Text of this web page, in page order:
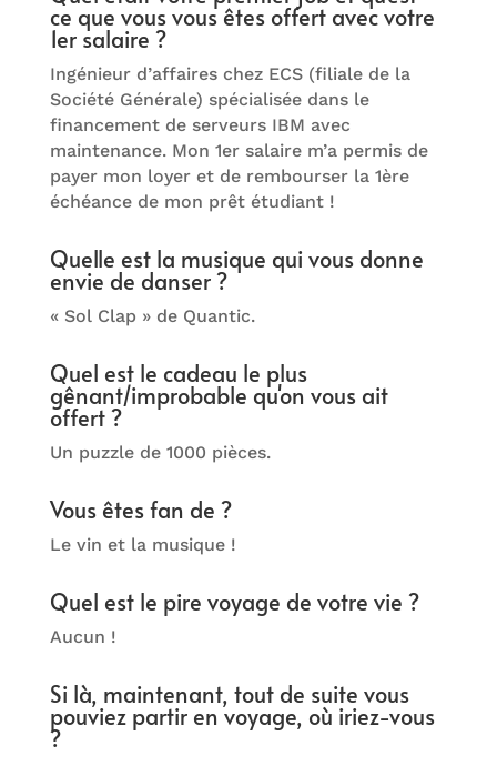
ce que vous vous êtes offert avec votre
1er salaire ?
Ingénieur d’affaires chez ECS (filiale de la
Société Générale) spécialisée dans le
financement de serveurs IBM avec
maintenance. Mon 1er salaire m’a permis de
payer mon loyer et de rembourser la 1ère
échéance de mon prêt étudiant !
Quelle est la musique qui vous donne
envie de danser ?
« Sol Clap » de Quantic.
Quel est le cadeau le plus
gênant/improbable qu'on vous ait
offert ?
Un puzzle de 1000 pièces.
Vous êtes fan de ?
Le vin et la musique !
Quel est le pire voyage de votre vie ?
Aucun !
Si là, maintenant, tout de suite vous
pouviez partir en voyage, où iriez-vous
?